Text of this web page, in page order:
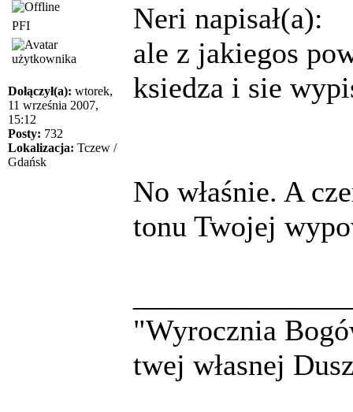
PFI
Dołączył(a): wtorek,
11 września 2007,
15:12
Posty: 732
Lokalizacja: Tczew /
Gdańsk
Neri napisał(a):
ale z jakiegos
ksiedza i sie
No właśnie. A
tonu Twojej
"Wyrocznia
twej własnej